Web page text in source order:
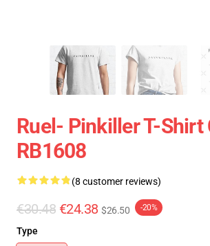
Ruel- Pinkiller T-Shirt
RB1608
(8 customer reviews)
€30.48 €24.38 $26.50 -20%
Type